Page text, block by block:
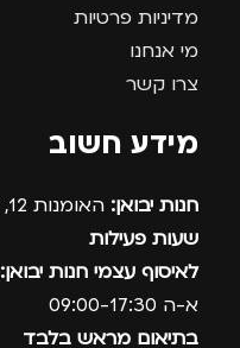
מדיניות פרטיות
מי אנחנו
צרו קשר
מידע חשוב
חנות יבואן: האומנות 12, נתניה.
שעות פעילות
לאיסוף עצמי חנות יבואן:
א-ה 09:00-17:30
בתיאום מראש בלבד